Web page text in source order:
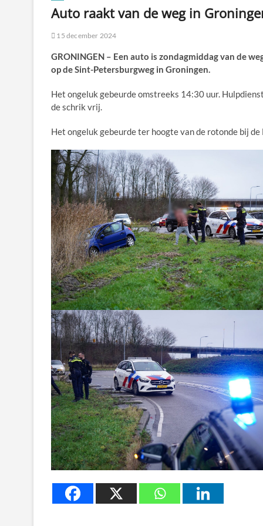
Auto raakt van de weg in
15 december 2024
GRONINGEN – Een auto is zondagmiddag van de
op de Sint-Petersburgweg in Groningen.
Het ongeluk gebeurde omstreeks 14:30 uur.
de schrik vrij.
Het ongeluk gebeurde ter hoogte van de rotonde bij de